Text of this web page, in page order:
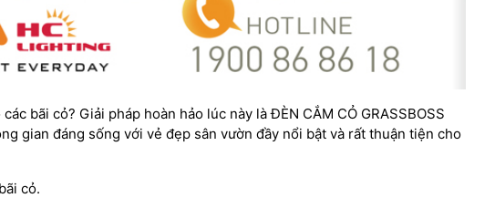
bãi cỏ? Giải pháp hoàn hảo lúc này là ĐÈN CẮM CỎ GRASSBOSS
gian đáng sống với vẻ đẹp sân vườn đầy nổi bật và rất thuận tiện cho
cỏ.